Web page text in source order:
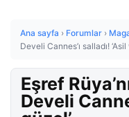
Ana sayfa › Forumlar ›
Develi Cannes’ı salladı!
Eşref
Develi